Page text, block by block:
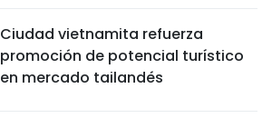
Ciudad vietnamita refuerza
promoción de potencial turístico
en mercado tailandés